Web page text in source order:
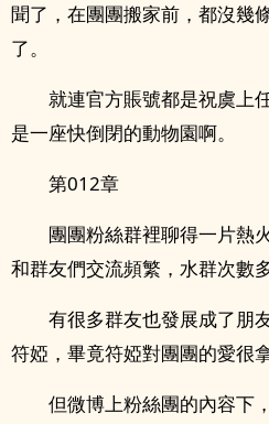
聞了，在團團搬家前，都沒幾
了。
就連官方賬號都是祝虞上
是一座快倒閉的動物園啊。
第012章
團團粉絲群裡聊得一片熱
和群友們交流頻繁，水群次數多
有很多群友也發展成了朋
符婭，畢竟符婭對團團的愛很
但微博上粉絲團的內容下